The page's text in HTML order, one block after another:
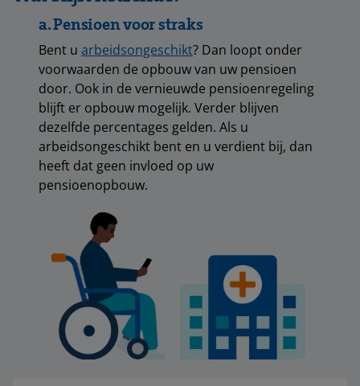
a. Pensioen voor straks
Bent u arbeidsongeschikt? Dan loopt onder
voorwaarden de opbouw van uw pensioen
door. Ook in de vernieuwde pensioenregeling
blijft er opbouw mogelijk. Verder blijven
dezelfde percentages gelden. Als u
arbeidsongeschikt bent en u verdient bij, dan
heeft dat geen invloed op uw
pensioenopbouw.